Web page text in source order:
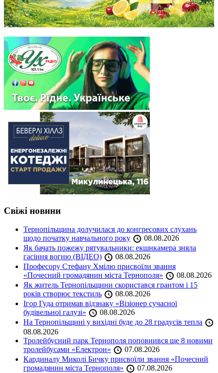
Свіжі новини
Тернопільщина долучилася до конгресових слухань
щодо початку навчального року
08.08.2026
Як бачать пожежу рятувальники: екшнкамера зняла
гасіння вогню (ВІДЕО)
08.08.2026
Професору Стефану Хмілю присвоїли звання
«Почесний громадянин міста Тернополя»
08.08.2026
Як житель Тернопільщини скористався грантом і 15
років створює текстиль
08.08.2026
Ігор Гуда отримав відзнаку «Візіонер сучасної
будівельної галузі»
08.08.2026
На Тернопільщині у вихідні буде до 28 градусів тепла
08.08.2026
Тролейбусний парк Тернополя поповнився ще 8 новими
тролейбусами «Електрон»
07.08.2026
Кардиналу Миколі Бичку присвоїли звання «Почесний
громадянин міста Тернополя»
07.08.2026